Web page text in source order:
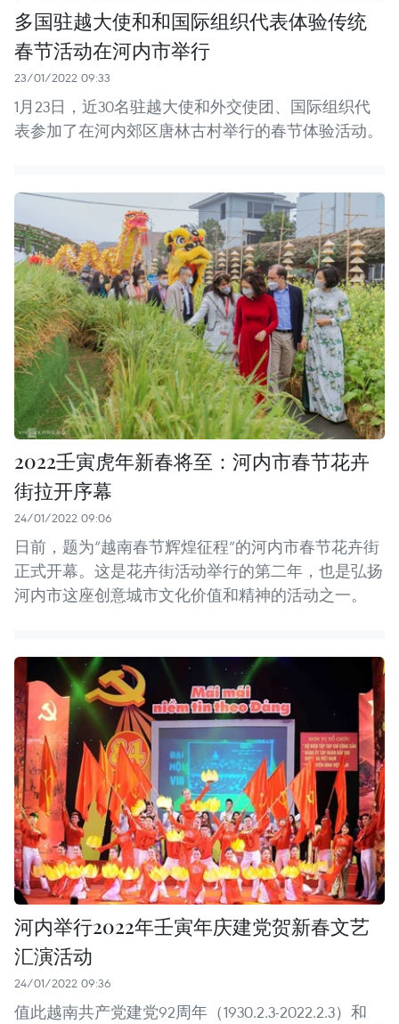
多国驻越大使和和国际组织代表体验传统
春节活动在河内市举行
23/01/2022 09:33
1月23日，近30名驻越大使和外交使团、国际组织代
表参加了在河内郊区唐林古村举行的春节体验活动。
2022壬寅虎年新春将至：河内市春节花卉
街拉开序幕
24/01/2022 09:06
日前，题为“越南春节辉煌征程”的河内市春节花卉街
正式开幕。这是花卉街活动举行的第二年，也是弘扬
河内市这座创意城市文化价值和精神的活动之一。
河内举行2022年壬寅年庆建党贺新春文艺
汇演活动
24/01/2022 09:36
值此越南共产党建党92周年（1930.2.3-2022.2.3）和